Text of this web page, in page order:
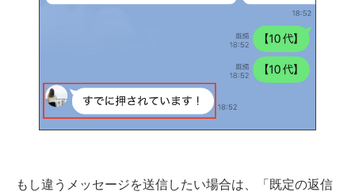
もし違うメッセージを送信したい場合は、「既定の返信